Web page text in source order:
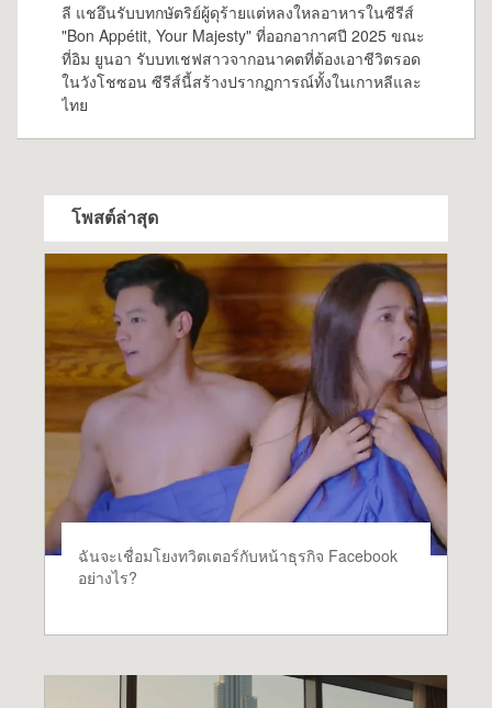
ลี แชอึนรับบทกษัตริย์ผู้ดุร้ายแต่หลงใหลอาหารในซีรีส์
"Bon Appétit, Your Majesty" ที่ออกอากาศปี 2025 ขณะ
ที่อิม ยูนอา รับบทเชฟสาวจากอนาคตที่ต้องเอาชีวิตรอด
ในวังโชซอน ซีรีส์นี้สร้างปรากฏการณ์ทั้งในเกาหลีและ
ไทย
โพสต์ล่าสุด
ฉันจะเชื่อมโยงทวิตเตอร์กับหน้าธุรกิจ Facebook
อย่างไร?